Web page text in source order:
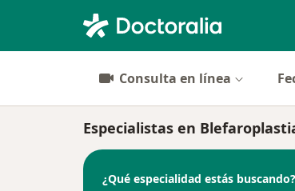
Consulta en línea
Especialistas en
¿Qué especialidad estás buscando?